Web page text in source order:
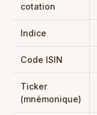
cotation
Indice
Code ISIN
Ticker
(mnémonique)